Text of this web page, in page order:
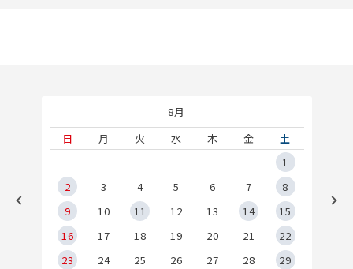
8月
日
月 火 水 木 金
土
1
2
3 4 5 6 7
8
9
10 11 12 13 14
15
16
17 18 19 20 21
22
23
24 25 26 27 28
29